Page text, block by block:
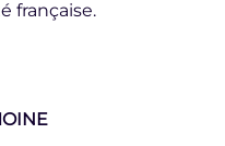
française.